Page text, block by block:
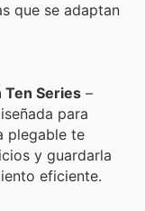
que se adaptan
Ten Series –
para
plegable te
y guardarla
eficiente.